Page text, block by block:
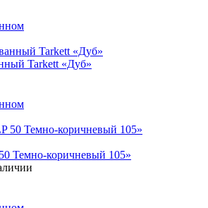
Tarkett «Дуб»
Темно-коричневый 105»